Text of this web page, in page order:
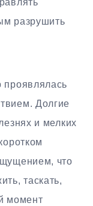
разрушить
проявлялась
Долгие
и мелких
что
таскать,
момент